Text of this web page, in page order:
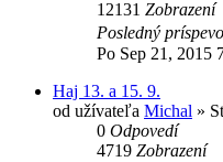
12131 Zobrazení
Posledný
Po Sep 21, 2015
Haj 13. a 15. 9.
od užívateľa Michal »
0 Odpovedí
4719 Zobrazení